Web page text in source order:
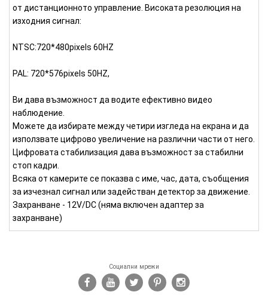
от дистанционното управление. Високата резолюция на
изходния сигнал:
NTSC:720*480pixels 60HZ
PAL: 720*576pixels 50HZ,
Ви дава възможност да водите ефективно видео
наблюдение.
Можете да избирате между четири изгледа на екрана и да
използвате цифрово увеличение на различни части от него.
Цифровата стабилизация дава възможност за стабилни
стоп кадри.
Всяка от камерите се показва с име, час, дата, съобщения
за изчезнал сигнал или задействан детектор за движение.
Захранване - 12V/DC (няма включен адаптер за
захранване)
Социални мрежи